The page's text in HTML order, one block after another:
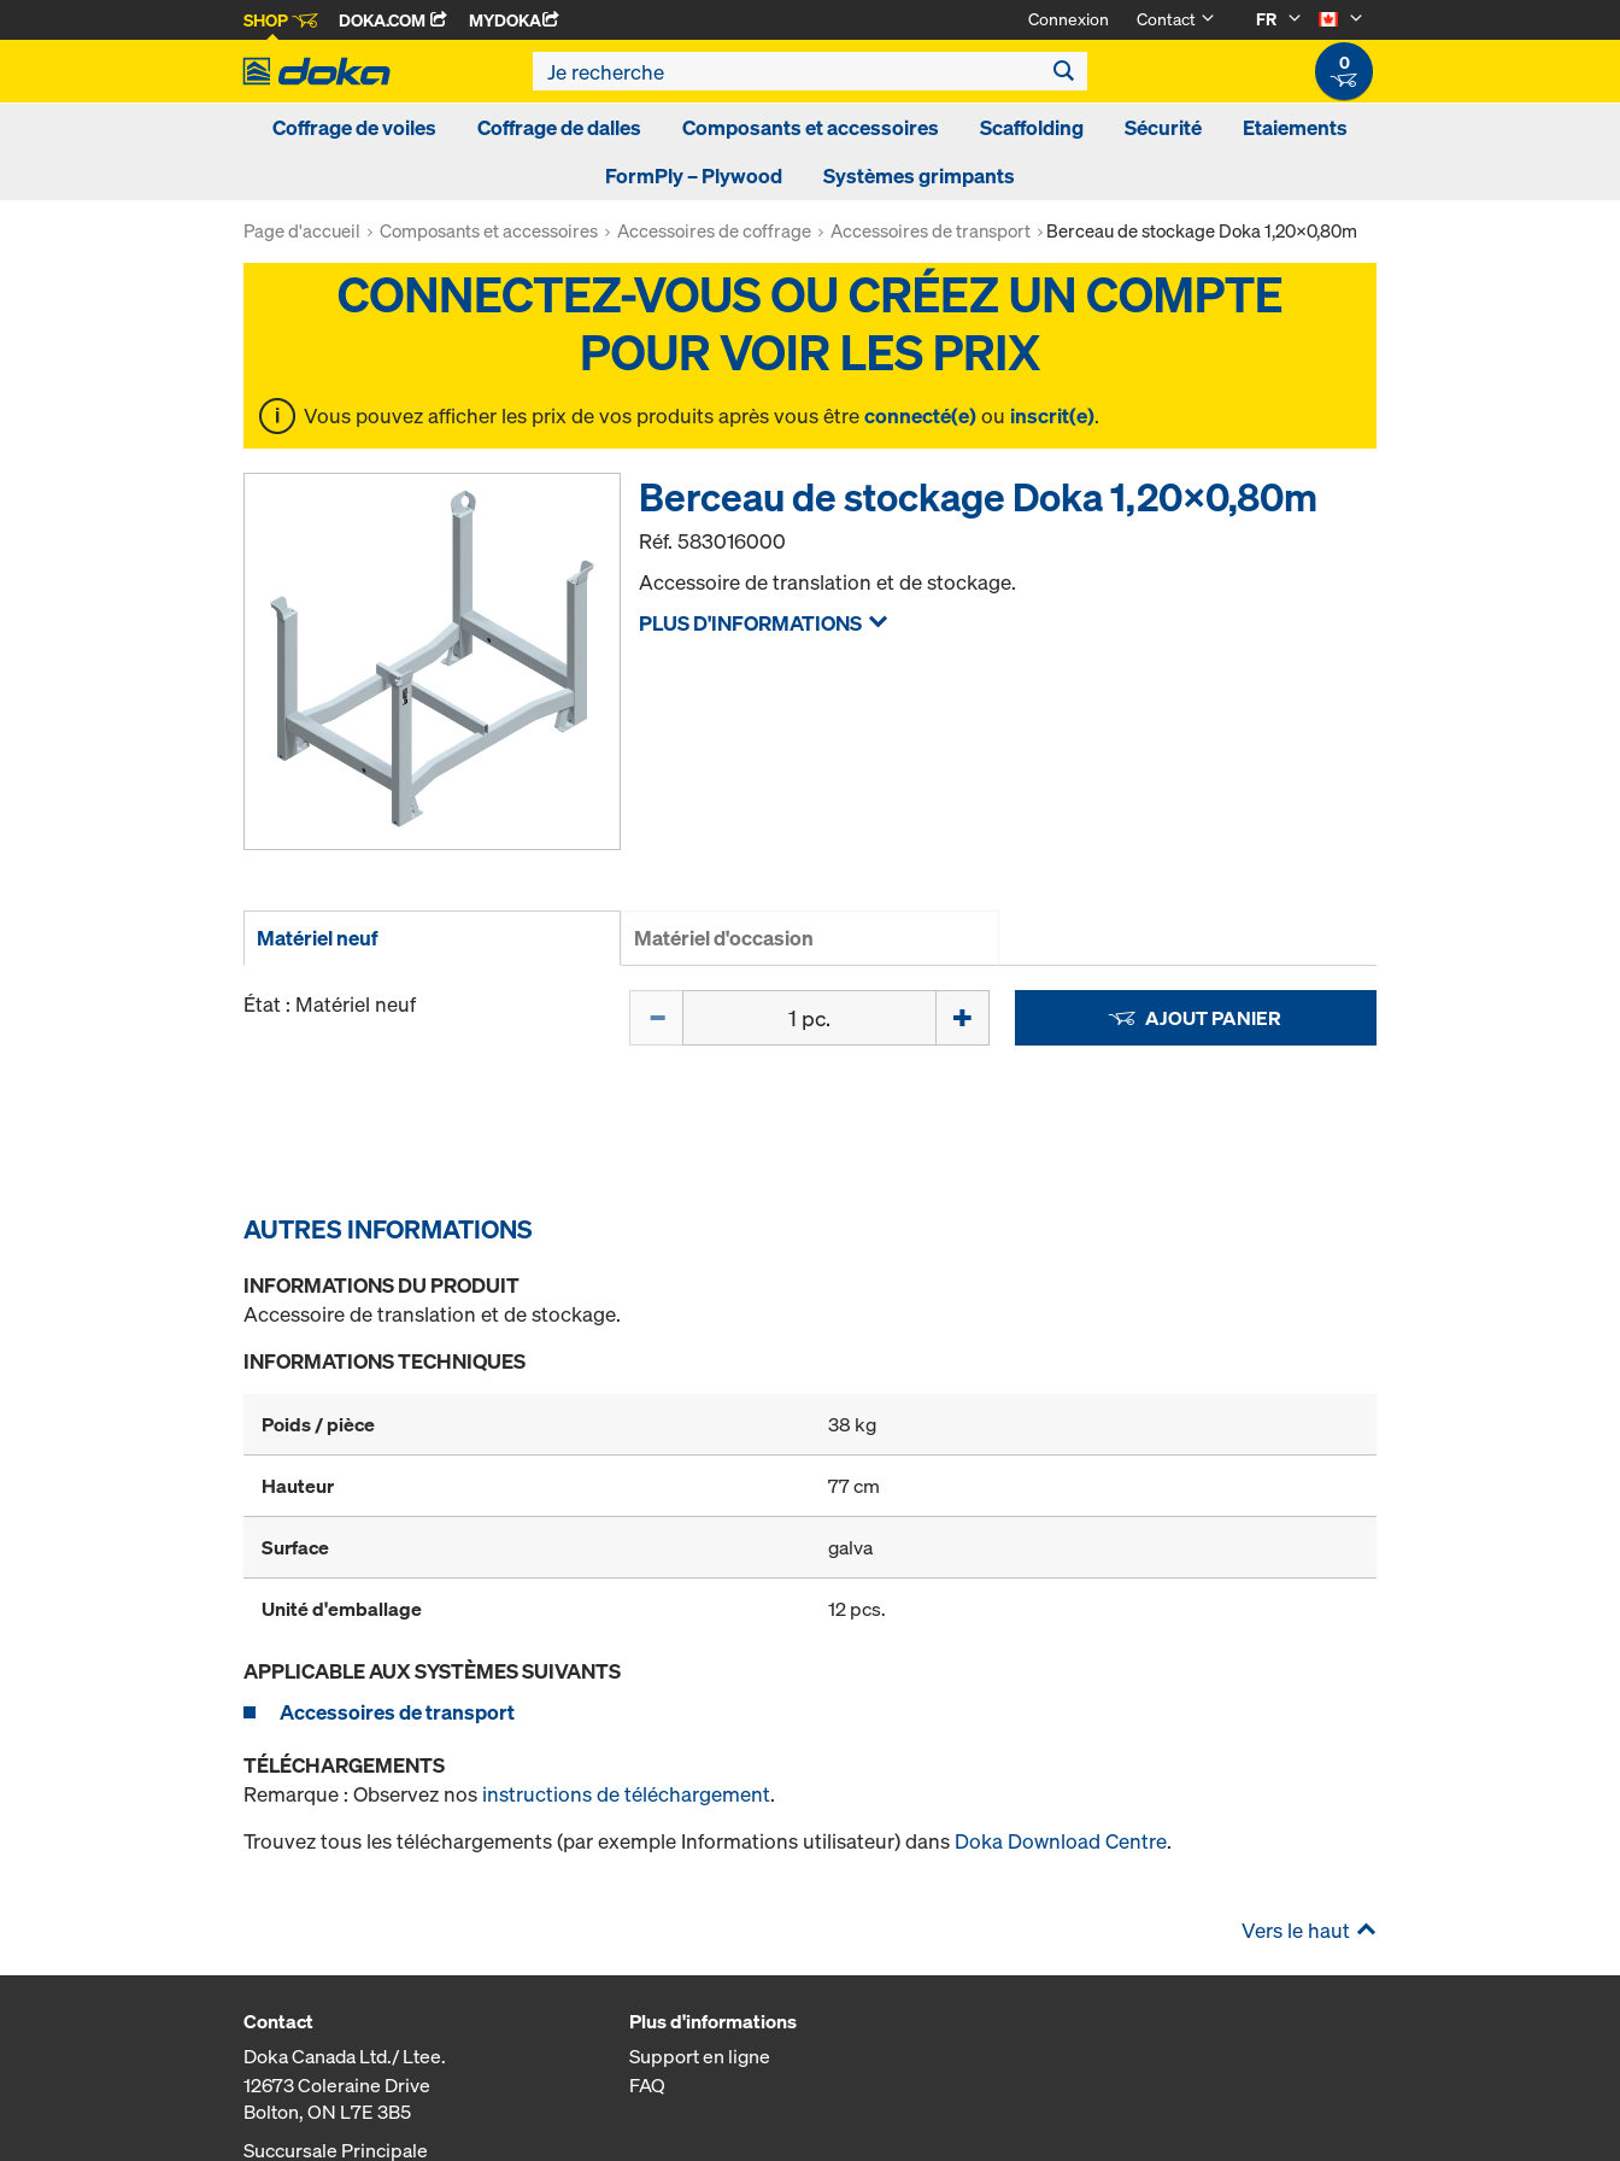
SHOP DOKA.COM MYDOKA Connexion Contact
FR
0
Coffrage de voiles Coffrage de dalles Composants et accessoires Scaffolding Sécurité
Etaiements
FormPly – Plywood
Systèmes grimpants
Page d'accueil Composants et accessoires Accessoires de coffrage Accessoires de transport Berceau de stockage Doka 1,20x0,80m
Vous pouvez afficher les prix de vos produits après vous êtreconnecté(e)ou inscrit(e).
Berceau de stockage Doka 1,20x0,80m
Réf.583016000
Accessoire de translation et de stockage.
PLUS D'INFORMATIONS
Matériel neuf Matériel d'occasion
État : Matériel neuf AJOUT PANIER
AUTRES INFORMATIONS
INFORMATIONS DU PRODUIT
Accessoire de translation et de stockage.
INFORMATIONS TECHNIQUES
Poids / pièce 38 kg
Hauteur 77 cm
Surface galva
Unité d'emballage 12 pcs.
APPLICABLE AUX SYSTÈMES SUIVANTS
Accessoires de transport
TÉLÉCHARGEMENTS
Remarque : Observez nos instructions de téléchargement.
Trouvez tous les téléchargements (par exemple Informations utilisateur) dans Doka Download Centre.
Vers le haut
Contact
Doka Canada Ltd./ Ltee.
12673 Coleraine Drive
Bolton, ON L7E 3B5
Succursale Principale
Plus d'informations
Support en ligne
FAQ